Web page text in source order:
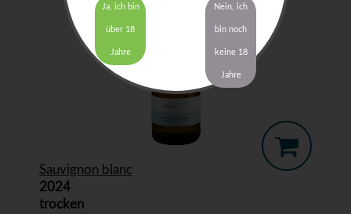
Sauvignon blanc
2024
trocken
Ja, ich bin
über 18
Jahre
Nein, ich
bin noch
keine 18
Jahre